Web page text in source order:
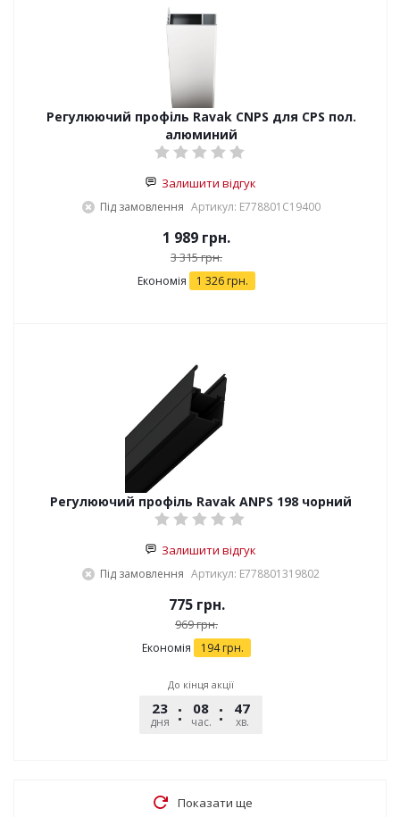
Регулюючий профіль Ravak CNPS для CPS пол.
алюминий
Залишити відгук
Під замовлення Артикул: E778801C19400
1 989 грн.
3 315грн.
Економія 1 326 грн.
Регулюючий профіль Ravak АNPS 198 чорний
Залишити відгук
Під замовлення Артикул: E778801319802
775грн.
969грн.
Економія 194грн.
До кінця акції
23
дня
08
час.
47
хв.
Показати ще